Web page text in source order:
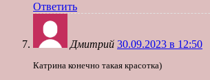
Ответить
Дмитрий 30.09.2023 в 12:50
Катрина конечно такая красотка)